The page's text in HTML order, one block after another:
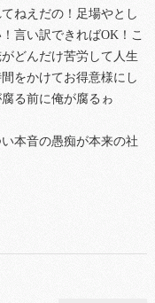
ねえだの！足場やとし
言い訳できればOK！こ
どんだけ苦労して人生
をかけてお得意様にし
る前に俺が腐るゎ
本音の愚痴が本来の社